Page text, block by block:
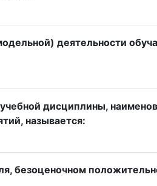
деятельности
дисциплины,
называется:
безоценочном